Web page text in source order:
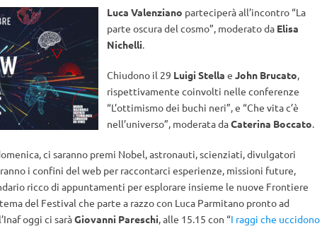
Luca Valenziano parteciperà all’incontro “La
parte oscura del cosmo”, moderato da Elisa
Nichelli.
Chiudono il 29 Luigi Stella e John Brucato,
rispettivamente coinvolti nelle conferenze
“L’ottimismo dei buchi neri”, e “Che vita c’è
nell’universo”, moderata daCaterina Boccato.
ci saranno premi Nobel, astronauti, scienziati, divulgatori
i confini del web per raccontarci esperienze, missioni future,
ricco di appuntamenti per esplorare insieme le nuove Frontiere
del Festival che parte a razzo con Luca Parmitano pronto ad
oggi ci saràGiovanni Pareschi, alle 15.15 con “I raggi che uccidono